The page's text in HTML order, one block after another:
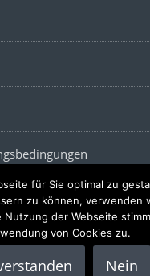
für Sie optimal zu
zu können, verwenden
Nutzung der Webseite
von Cookies zu.
Nein